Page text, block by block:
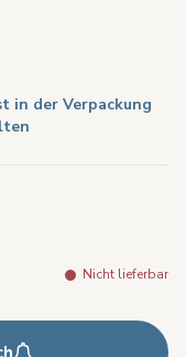
in der Verpackung
Nicht lieferbar